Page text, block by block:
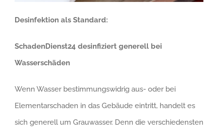
Desinfektion als Standard:
SchadenDienst24 desinfiziert generell bei
Wasserschäden
Wenn Wasser bestimmungswidrig aus- oder bei
Elementarschaden in das Gebäude eintritt, handelt es
sich generell um Grauwasser. Denn die verschiedensten